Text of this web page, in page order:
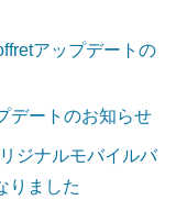
アップデートの
デートのお知らせ
ジナルモバイルバ
りました